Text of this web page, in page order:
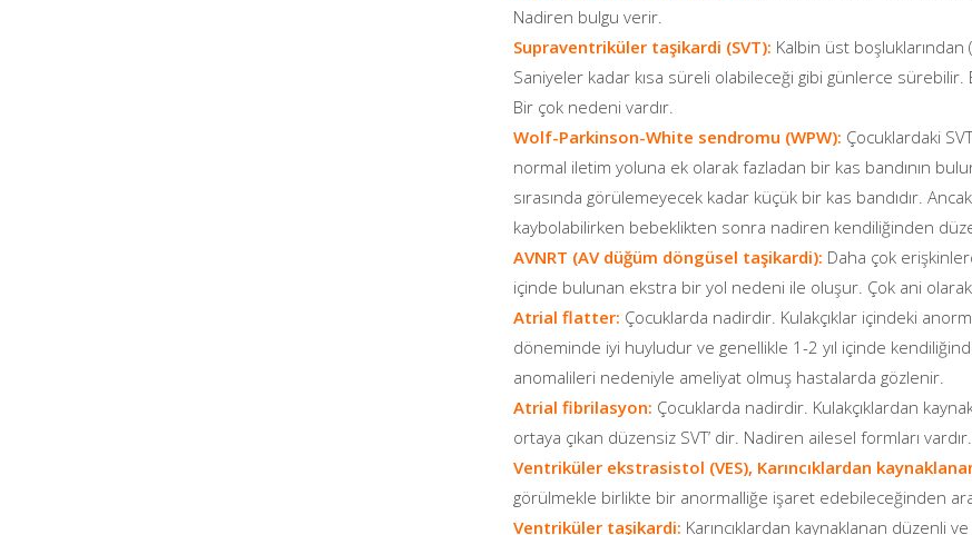
Nadiren bulgu verir.
Supraventriküler taşikardi (SVT): Kalbin üst boşluklarından
Saniyeler kadar kısa süreli olabileceği gibi günlerce sürebilir.
Bir çok nedeni vardır.
Wolf-Parkinson-White sendromu (WPW): Çocuklardaki
normal iletim yoluna ek olarak fazladan bir kas bandının
sırasında görülemeyecek kadar küçük bir kas bandıdır.
kaybolabilirken bebeklikten sonra nadiren kendiliğinden
AVNRT (AV düğüm döngüsel taşikardi): Daha çok
içinde bulunan ekstra bir yol nedeni ile oluşur. Çok ani olarak
Atrial flatter: Çocuklarda nadirdir. Kulakçıklar içindeki
döneminde iyi huyludur ve genellikle 1-2 yıl içinde
anomalileri nedeniyle ameliyat olmuş hastalarda gözlenir.
Atrial fibrilasyon: Çocuklarda nadirdir. Kulakçıklardan
ortaya çıkan düzensiz SVT’ dir. Nadiren ailesel formları
Ventriküler ekstrasistol (VES), Karıncıklardan
görülmekle birlikte bir anormalliğe işaret edebileceğinden
Ventriküler taşikardi: Karıncıklardan kaynaklanan düzenli ve